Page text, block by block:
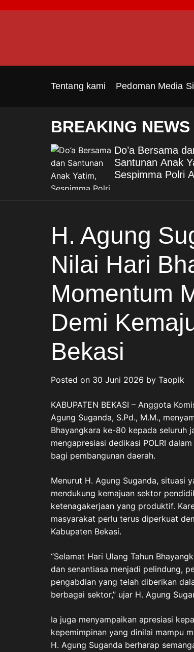
Tentang kami Pedoman Media
BREAKING NEWS
Do’a Bersama
Santunan Anak
Sespimma Polri
H. Agung
Nilai Hari
Momentum
Demi
Bekasi
Posted on 30 Juni 2026 by Taopik
KABUPATEN BEKASI – Anggota
Agung Suganda, S.Pd., M.M.,
Bhayangkara ke-80 kepada seluruh
mengapresiasi dedikasi POLRI
bagi pembangunan daerah.
Menurut H. Agung Suganda, situasi
mendukung kemajuan sektor
ketenagakerjaan yang produktif.
masyarakat perlu terus diperkuat
Kabupaten Bekasi.
“Selamat Hari Ulang Tahun
dan senantiasa menjadi pelindung,
pengabdian yang telah diberikan
berbagai sektor,” ujar H. Agung
Ia juga menyampaikan apresiasi
kepemimpinan yang dinilai mampu
H. Agung Suganda berharap